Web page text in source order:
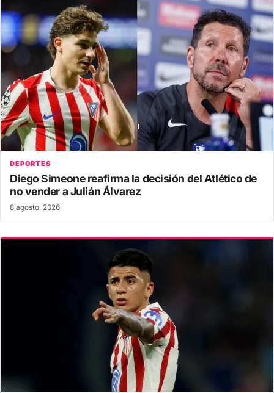
DEPORTES
Diego Simeone reafirma la decisión del Atlético de
no vender a Julián Álvarez
8 agosto, 2026